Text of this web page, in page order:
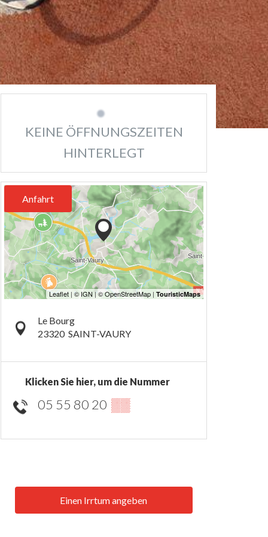
KEINE ÖFFNUNGSZEITEN
HINTERLEGT
Anfahrt
Le Bourg
23320 SAINT-VAURY
Klicken Sie hier, um die Nummer
05 55 80 20 ▒▒
Einen Irrtum angeben